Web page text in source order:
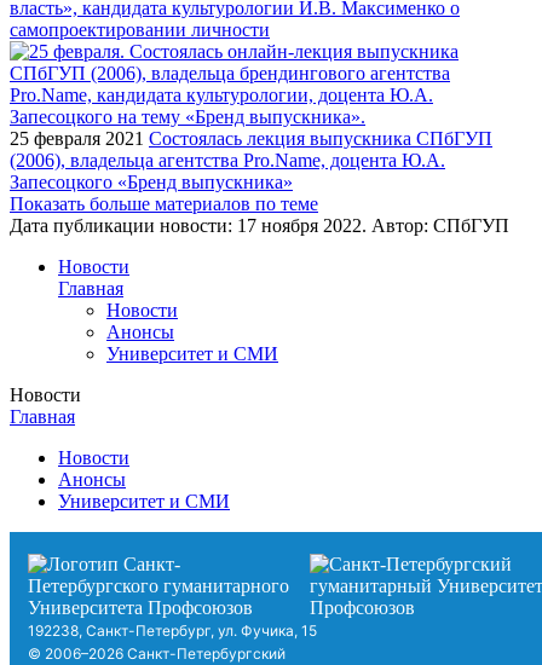
власть», кандидата культурологии И.В. Максименко о
самопроектировании личности
25 февраля 2021 Состоялась лекция выпускника СПбГУП
(2006), владельца агентства Pro.Name, доцента Ю.А.
Запесоцкого «Бренд выпускника»
Показать больше материалов по теме
Дата публикации новости: 17 ноября 2022. Автор: СПбГУП
Новости
Главная
Новости
Анонсы
Университет и СМИ
Новости
Главная
Новости
Анонсы
Университет и СМИ
192238, Санкт-Петербург, ул. Фучика, 15
© 2006–2026 Санкт-Петербургский